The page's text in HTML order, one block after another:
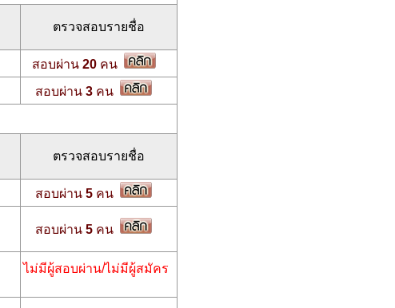
ตรวจสอบรายชื่อ
สอบผ่าน 20คน
สอบผ่าน 3 คน
ตรวจสอบรายชื่อ
สอบผ่าน 5 คน
สอบผ่าน 5 คน
ไม่มีผู้สอบผ่าน/ไม่มีผู้สมัคร